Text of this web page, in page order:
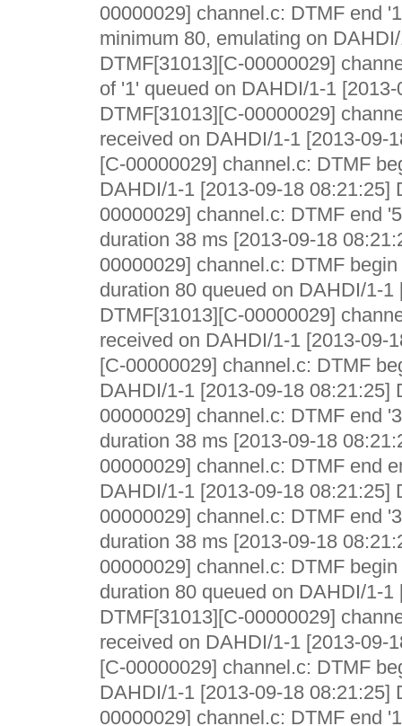
00000029] channel.c: DTMF end
minimum 80, emulating on
DTMF[31013][C-00000029]
of '1' queued on DAHDI/1-1
DTMF[31013][C-00000029]
received on DAHDI/1-1 [2013-09-
[C-00000029] channel.c: DTMF
DAHDI/1-1 [2013-09-18 08:21:25]
00000029] channel.c: DTMF end
duration 38 ms [2013-09-18
00000029] channel.c: DTMF
duration 80 queued on DAHDI/1-1
DTMF[31013][C-00000029]
received on DAHDI/1-1 [2013-09-
[C-00000029] channel.c: DTMF
DAHDI/1-1 [2013-09-18 08:21:25]
00000029] channel.c: DTMF end
duration 38 ms [2013-09-18
00000029] channel.c: DTMF end
DAHDI/1-1 [2013-09-18 08:21:25]
00000029] channel.c: DTMF end
duration 38 ms [2013-09-18
00000029] channel.c: DTMF
duration 80 queued on DAHDI/1-1
DTMF[31013][C-00000029]
received on DAHDI/1-1 [2013-09-
[C-00000029] channel.c: DTMF
DAHDI/1-1 [2013-09-18 08:21:25]
00000029] channel.c: DTMF end